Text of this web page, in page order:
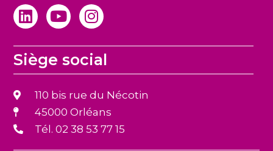
Siège social
110 bis rue du Nécotin
45000 Orléans
Tél. 02 38 53 77 15